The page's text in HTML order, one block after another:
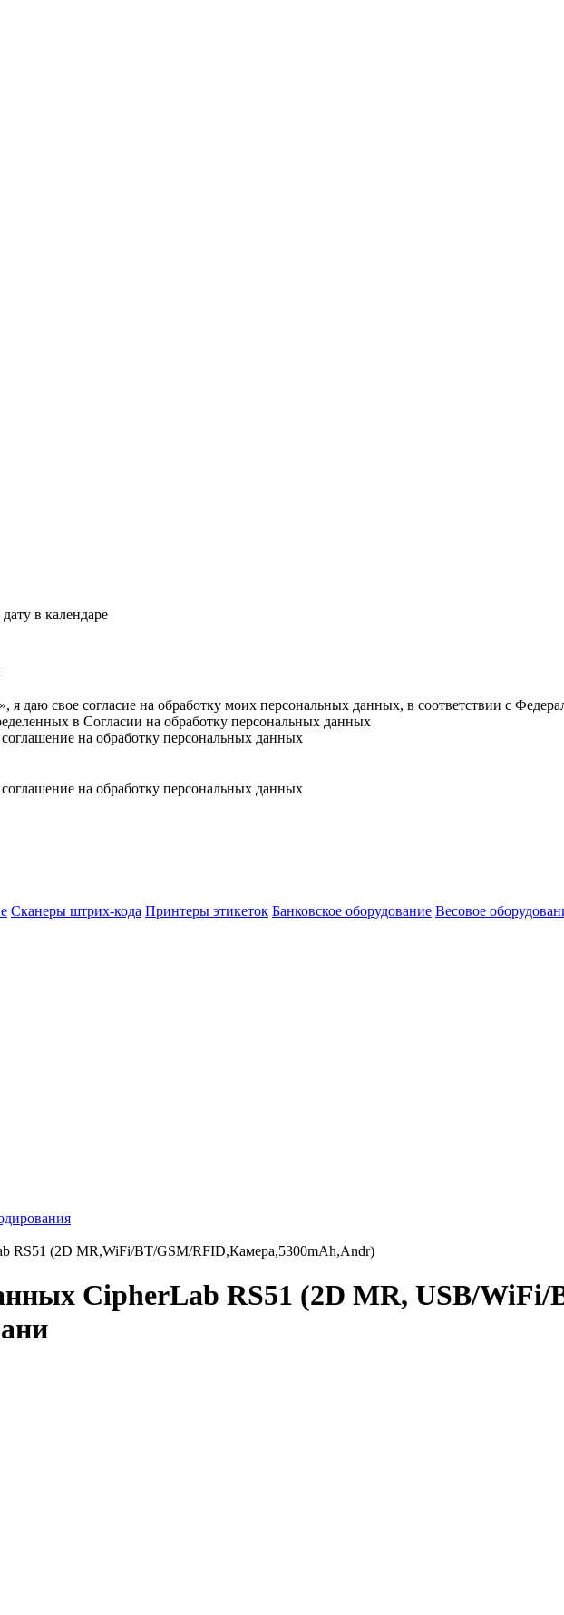
я даю свое согласие на обработку моих персональных данных, в соответствии с
в Согласии на обработку персональных данных
на обработку персональных данных
на обработку персональных данных
Сканеры штрих-кода Принтеры этикеток Банковское оборудование Весовое
RS51 (2D MR,WiFi/BT/GSM/RFID,Камера,5300mAh,Andr)
CipherLab RS51 (2D MR, USB/